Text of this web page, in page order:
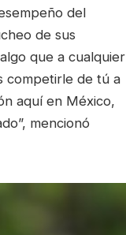
del
de sus
que a cualquier
competirle de tú a
aquí en México,
mencionó